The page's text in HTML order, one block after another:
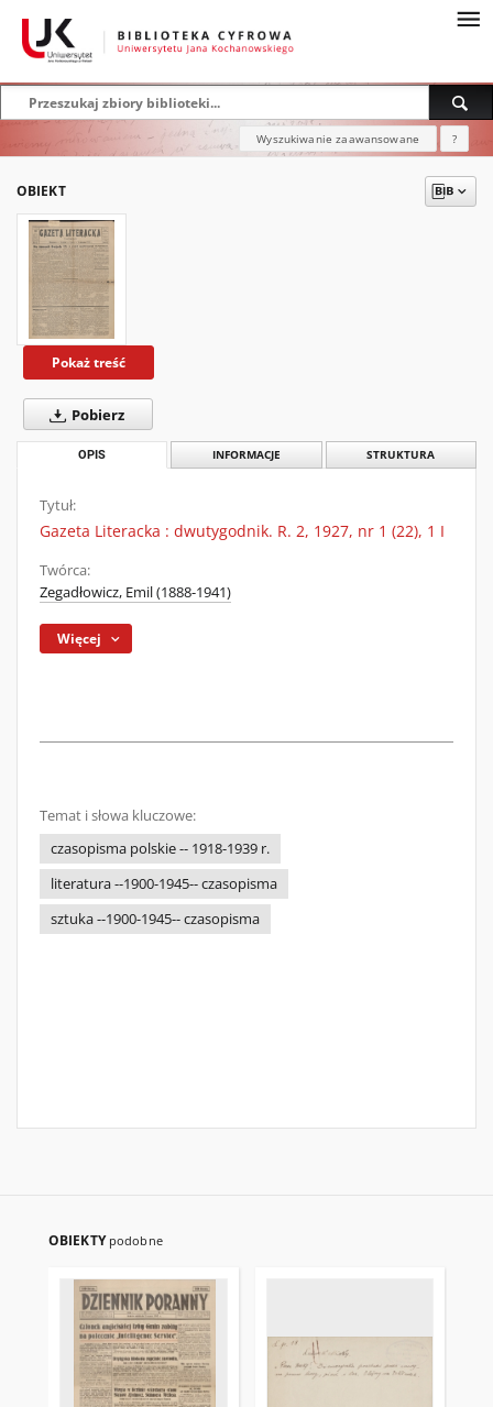
Wyszukiwanie zaawansowane ?
OBIEKT
Pokaż treść
Pobierz
OPIS INFORMACJE STRUKTURA
Tytuł:
Gazeta Literacka : dwutygodnik. R. 2, 1927, nr 1 (22), 1 I
Twórca:
Zegadłowicz, Emil (1888-1941)
Więcej
Temat i słowa kluczowe:
czasopisma polskie -- 1918-1939 r.
literatura --1900-1945-- czasopisma
sztuka --1900-1945-- czasopisma
OBIEKTY podobne